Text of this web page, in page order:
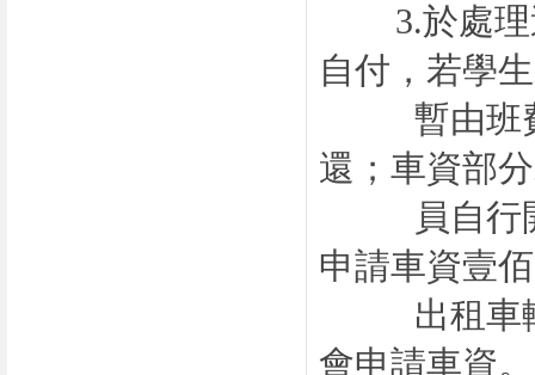
3.於處
自付，若學
暫由班費
還；車資部
員自行開
申請車資壹
出租車輛
會申請車資。